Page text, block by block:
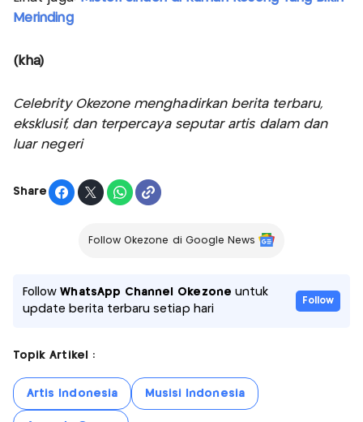
Merinding
(kha)
Celebrity Okezone menghadirkan berita terbaru,
eksklusif, dan terpercaya seputar artis dalam dan
luar negeri
Share
Follow Okezone di Google News
FollowWhatsApp Channel Okezone untuk
update berita terbaru setiap hari
Follow
Topik Artikel :
Artis Indonesia Musisi Indonesia